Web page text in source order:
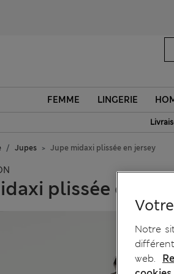
FEMME LINGERIE
Jupes Jupe midaxi plissée en jersey
plissée en
Notre
web.